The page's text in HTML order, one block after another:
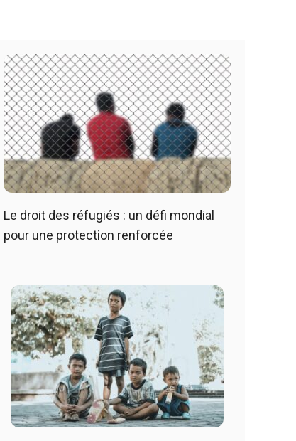
Le droit des réfugiés : un défi mondial
pour une protection renforcée